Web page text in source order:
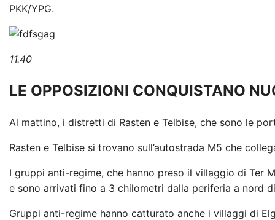
PKK/YPG.
11.40
LE OPPOSIZIONI CONQUISTANO
Al mattino, i distretti di Rasten e Telbise, che sono le
Rasten e Telbise si trovano sull’autostrada M5 che
I gruppi anti-regime, che hanno preso il villaggio di Ter
e sono arrivati ​​fino a 3 chilometri dalla periferia a nord
Gruppi anti-regime hanno catturato anche i villaggi di